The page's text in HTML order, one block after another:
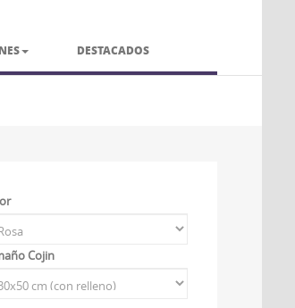
DESTACADOS
Cojin